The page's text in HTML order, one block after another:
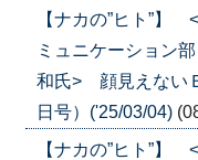
【ナカの”ヒト”】
ミュニケーション
和氏> 顔見えない
日号）('25/03/04)
【ナカの”ヒト”